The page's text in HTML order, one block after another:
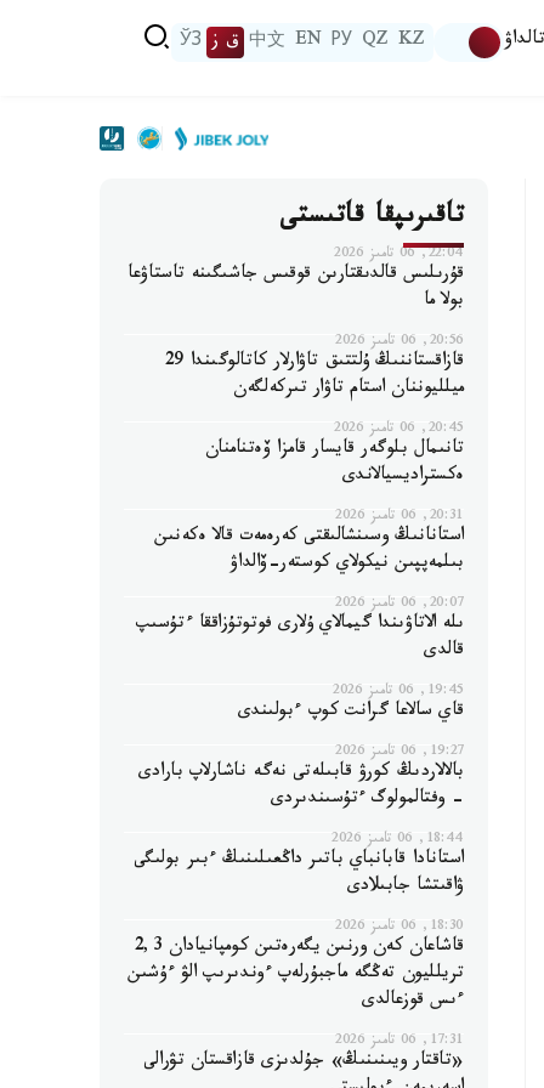
تالداۋ KZ
QZ
РУ
EN
中文 ق ز ЎЗ
تاقىرىپقا قاتىستى
22:04, 06 تامىز 2026
قۇرىلىس قالدىقتارىن قوقىس جاشىگىنە تاستاۋعا
بولا ما
20:56, 06 تامىز 2026
قازاقستاننىڭ ۇلتتىق تاۋارلار كاتالوگىندا 29
ميلليوننان استام تاۋار تىركەلگەن
20:45, 06 تامىز 2026
تانىمال بلوگەر قايسار قامزا ۆەتنامنان
ەكستراديسيالاندى
20:31, 06 تامىز 2026
استانانىڭ وسىنشالىقتى كەرەمەت قالا ەكەنىن
بىلمەپپىن نيكولاي كوستەر-ۆالداۋ
20:07, 06 تامىز 2026
ىلە الاتاۋىندا گيمالاي ۇلارى فوتوتۇزاققا ءتۇسىپ
قالدى
19:45, 06 تامىز 2026
قاي سالاعا گرانت كوپ ءبولىندى
19:27, 06 تامىز 2026
بالالاردىڭ كورۋ قابىلەتى نەگە ناشارلاپ بارادى
- وفتالمولوگ ءتۇسىندىردى
18:44, 06 تامىز 2026
استانادا قابانباي باتىر داڭعىلىنىڭ ءبىر بولىگى
ۋاقىتشا جابىلادى
18:30, 06 تامىز 2026
قاشاعان كەن ورنىن يگەرەتىن كومپانيادان 2,3
تريلليون تەڭگە ماجبۇرلەپ ءوندىرىپ الۋ ءۇشىن
ءىس قوزعالدى
17:31, 06 تامىز 2026
«تاقتار ويىنىنىڭ» جۇلدىزى قازاقستان تۋرالى